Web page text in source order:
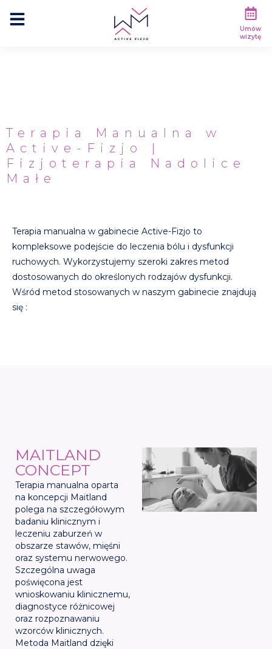
Umów
wizytę
Terapia Manualna w
Active-Fizjo |
Fizjoterapia Nadolice
Małe
Terapia manualna w gabinecie Active-Fizjo to
kompleksowe podejście do leczenia bólu i dysfunkcji
ruchowych. Wykorzystujemy szeroki zakres metod
dostosowanych do określonych rodzajów dysfunkcji.
Wśród metod stosowanych w naszym gabinecie znajdują
się :
MAITLAND
CONCEPT
Terapia manualna oparta
na koncepcji Maitland
polega na szczegółowym
badaniu klinicznym i
leczeniu zaburzeń w
obszarze stawów, mięśni
oraz systemu nerwowego.
Szczególna uwaga
poświęcona jest
wnioskowaniu klinicznemu,
diagnostyce różnicowej
oraz rozpoznawaniu
wzorców klinicznych.
Metoda Maitland dzięki